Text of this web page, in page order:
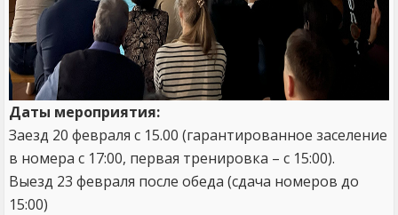
Даты мероприятия:
Заезд 20 февраля с 15.00 (гарантированное заселение
в номера с 17:00, первая тренировка – с 15:00).
Выезд 23 февраля после обеда (сдача номеров до
15:00)